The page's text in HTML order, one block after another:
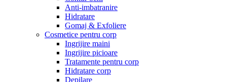
Anti-imbatranire
Hidratare
Gomaj & Exfoliere
Cosmetice pentru corp
Ingrijire maini
Ingrijire picioare
Tratamente pentru corp
Hidratare corp
Depilare